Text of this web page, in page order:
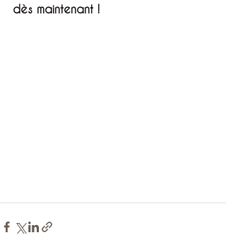
dès maintenant !